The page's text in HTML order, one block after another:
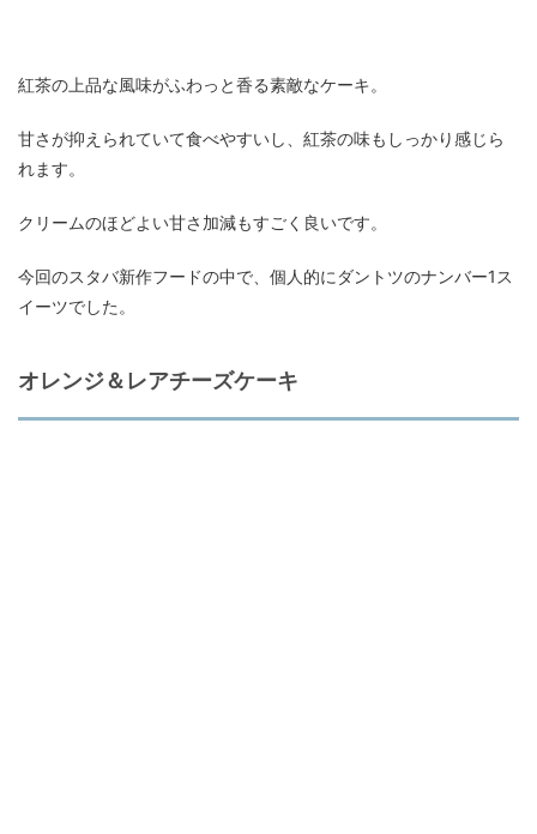
紅茶の上品な風味がふわっと香る素敵なケーキ。
甘さが抑えられていて食べやすいし、紅茶の味もしっかり感じら
れます。
クリームのほどよい甘さ加減もすごく良いです。
今回のスタバ新作フードの中で、個人的にダントツのナンバー1ス
イーツでした。
オレンジ＆レアチーズケーキ